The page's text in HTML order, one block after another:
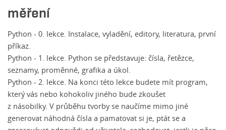
měření
Python - 0. lekce. Instalace, vyladění, editory, literatura, první
příkaz.
Python - 1. lekce. Python se představuje: čísla, řetězce,
seznamy, proměnné, grafika a úkol.
Python - 2. lekce. Na konci této lekce budete mít program,
který vás nebo kohokoliv jiného bude zkoušet
z násobilky. V průběhu tvorby se naučíme mimo jiné
generovat náhodná čísla a pamatovat si je, ptát se a